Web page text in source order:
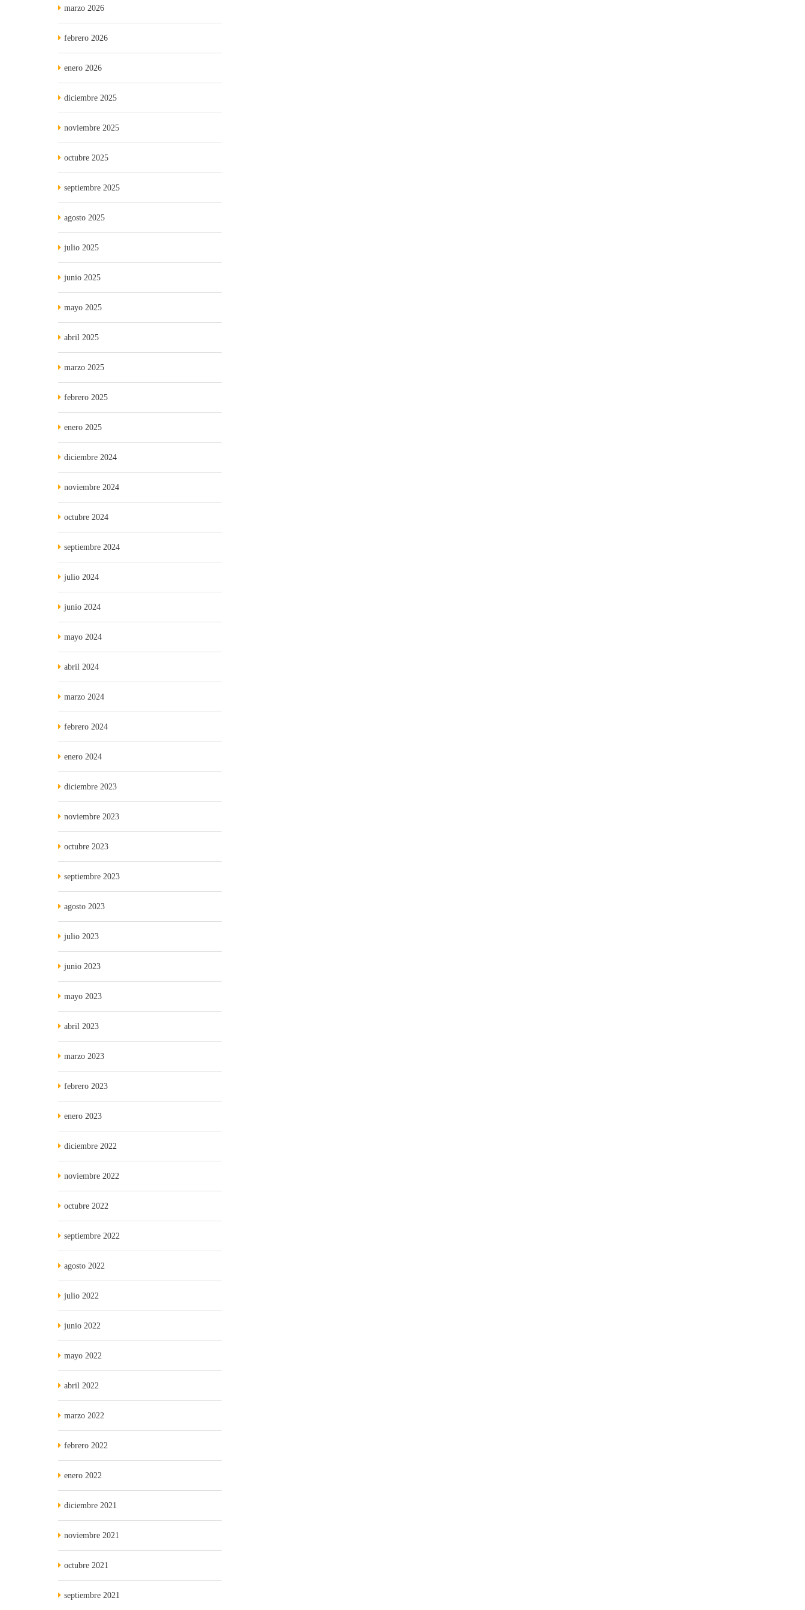
marzo 2026
febrero 2026
enero 2026
diciembre 2025
noviembre 2025
octubre 2025
septiembre 2025
agosto 2025
julio 2025
junio 2025
mayo 2025
abril 2025
marzo 2025
febrero 2025
enero 2025
diciembre 2024
noviembre 2024
octubre 2024
septiembre 2024
julio 2024
junio 2024
mayo 2024
abril 2024
marzo 2024
febrero 2024
enero 2024
diciembre 2023
noviembre 2023
octubre 2023
septiembre 2023
agosto 2023
julio 2023
junio 2023
mayo 2023
abril 2023
marzo 2023
febrero 2023
enero 2023
diciembre 2022
noviembre 2022
octubre 2022
septiembre 2022
agosto 2022
julio 2022
junio 2022
mayo 2022
abril 2022
marzo 2022
febrero 2022
enero 2022
diciembre 2021
noviembre 2021
octubre 2021
septiembre 2021